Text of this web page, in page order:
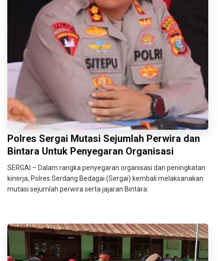
Polres Sergai Mutasi Sejumlah Perwira dan
Bintara Untuk Penyegaran Organisasi
SERGAI – Dalam rangka penyegaran organisasi dan peningkatan
kinerja, Polres Serdang Bedagai (Sergai) kembali melaksanakan
mutasi sejumlah perwira serta jajaran Bintara.